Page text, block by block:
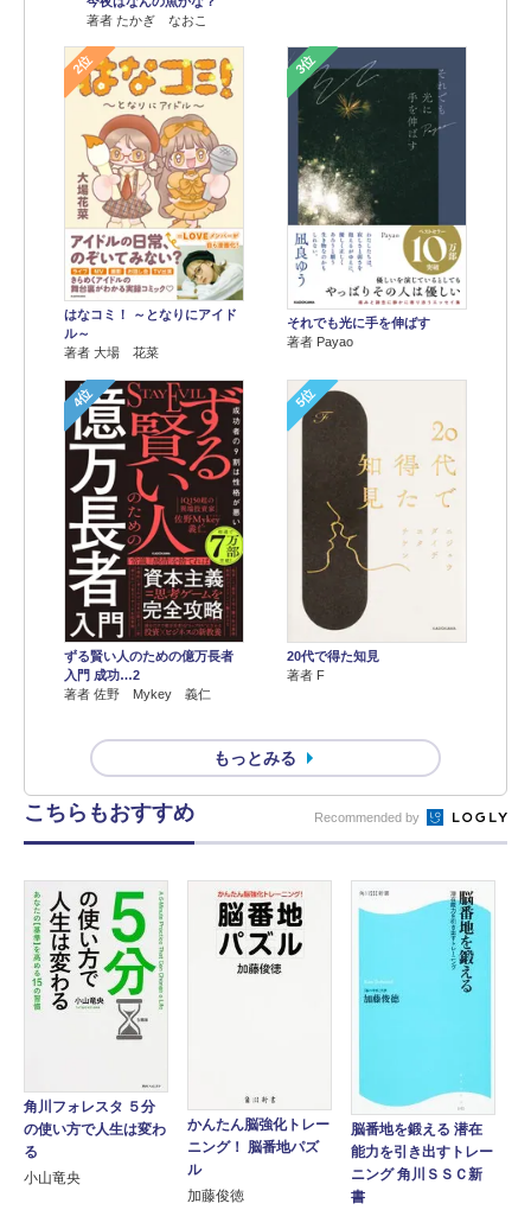
著者 たかぎ なおこ
2位
はなコミ！ ～となりにアイド
ル～
著者 大場 花菜
3位
それでも光に手を伸ばす
著者 Payao
4位
ずる賢い人のための億万長者
入門 成功…2
著者 佐野 Mykey 義仁
5位
20代で得た知見
著者 F
もっとみる
こちらもおすすめ Recommended by
角川フォレスタ ５分
の使い方で人生は変わ
る
小山竜央
かんたん脳強化トレー
ニング！ 脳番地パズ
ル
加藤俊徳
脳番地を鍛える 潜在
能力を引き出すトレー
ニング 角川ＳＳＣ新
書